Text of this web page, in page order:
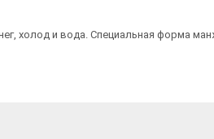
холод и вода. Специальная форма